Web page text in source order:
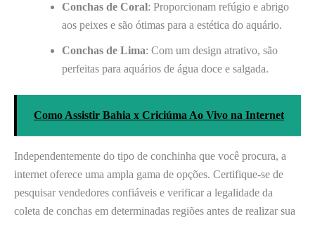
Conchas de Coral: Proporcionam refúgio e abrigo
aos peixes e são ótimas para a estética do aquário.
Conchas de Lima: Com um design atrativo, são
perfeitas para aquários de água doce e salgada.
Como Assistir Bahia x Criciúma Ao Vivo na Internet
Independentemente do tipo de conchinha que você procura, a
internet oferece uma ampla gama de opções. Certifique-se de
pesquisar vendedores confiáveis e verificar a legalidade da
coleta de conchas em determinadas regiões antes de realizar sua